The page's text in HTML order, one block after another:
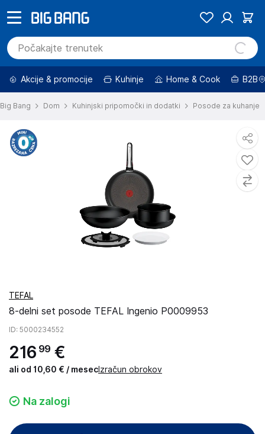
Akcije & promocije Kuhinje Home & Cook B2B
Big Bang Dom Kuhinjski pripomočki in dodatki Posode za kuhanje
TEFAL
8-delni set posode TEFAL Ingenio P0009953
ID: 5000234552
216 99 €
ali od 10,60 € / mesec Izračun obrokov
Na zalogi